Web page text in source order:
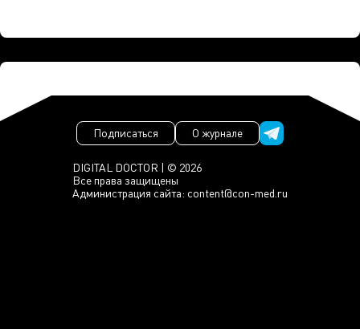
DIGITAL DOCTOR | © 2026
Все права защищены
Администрация сайта: content@con-med.ru
Подписаться О журнале